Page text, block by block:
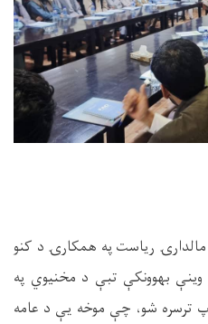
مالدارۍ ریاست په همکارۍ د کنو
وینې بهوونکې تبې د مخنیوي په
ترسره شو، چې موخه یې د عامه